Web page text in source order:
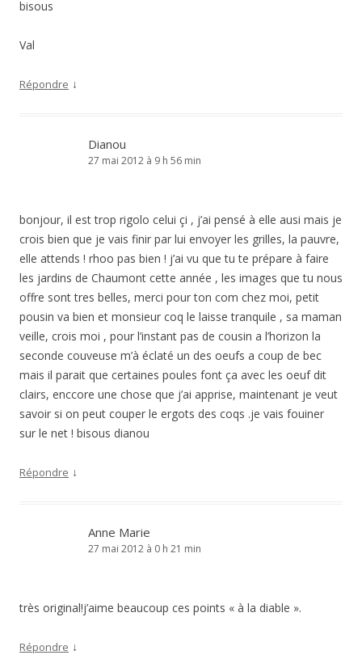
bisous
Val
Répondre ↓
Dianou
27 mai 2012 à 9 h 56 min
bonjour, il est trop rigolo celui çi , j’ai pensé à elle ausi mais je
crois bien que je vais finir par lui envoyer les grilles, la pauvre,
elle attends ! rhoo pas bien ! j’ai vu que tu te prépare à faire
les jardins de Chaumont cette année , les images que tu nous
offre sont tres belles, merci pour ton com chez moi, petit
pousin va bien et monsieur coq le laisse tranquile , sa maman
veille, crois moi , pour l’instant pas de cousin a l’horizon la
seconde couveuse m’à éclaté un des oeufs a coup de bec
mais il parait que certaines poules font ça avec les oeuf dit
clairs, enccore une chose que j’ai apprise, maintenant je veut
savoir si on peut couper le ergots des coqs .je vais fouiner
sur le net ! bisous dianou
Répondre ↓
Anne Marie
27 mai 2012 à 0 h 21 min
très original!j’aime beaucoup ces points « à la diable ».
Répondre ↓